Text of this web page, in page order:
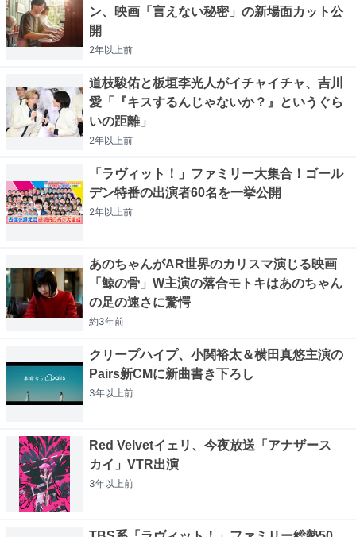
ン、映画「言えない秘密」の新場面カット公
開
2年以上前
道枝駿佑と板垣李光人がイチャイチャ、吉川
愛「『キスするんじゃないか？』というぐら
いの距離」
2年以上前
「ラヴィット！」ファミリー大集合！ゴール
デン特番の出演者60名を一挙公開
2年以上前
あのちゃんがAR世界のカリスマ演じる映画
「鯨の骨」W主演の落合モトキはあのちゃん
の足の速さに驚愕
約3年前
クリープハイプ、小関裕太＆横田真悠主演の
Pairs新CMに新曲書き下ろし
3年以上前
Red Velvetイェリ、今夜放送「アナザース
カイ」VTR出演
3年以上前